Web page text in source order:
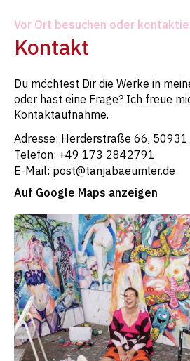
Vor Ort besuchen oder
Kontakt
Du möchtest Dir die Werke in
oder hast eine Frage? Ich freue
Kontaktaufnahme.
Adresse: Herderstraße 66, 50931
Telefon: +49 173 2842791
E-Mail: post@tanjabaeumler.de
Auf Google Maps anzeigen